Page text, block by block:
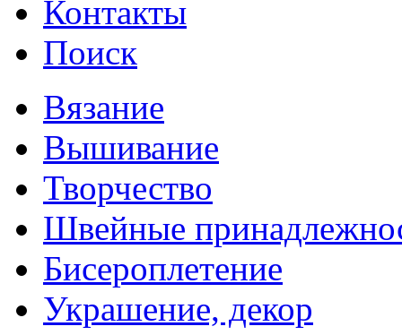
Контакты
Поиск
Вязание
Вышивание
Творчество
Швейные
Бисероплетение
Украшение, декор